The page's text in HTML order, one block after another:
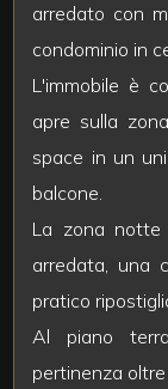
arredato con
condominio in
L'immobile è
apre sulla
space in un
balcone.
La zona notte
arredata, una
pratico
Al piano
pertinenza
Locali
minimi
Qualsiasi
2
3